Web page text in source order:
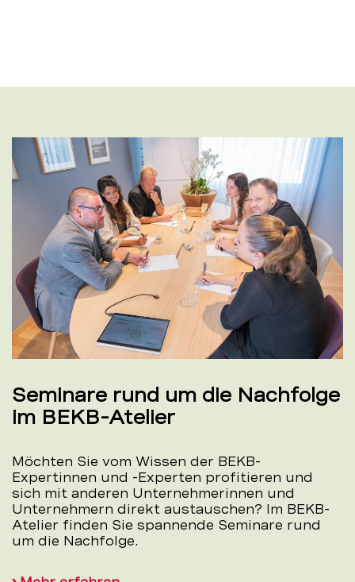
Seminare rund um die Nachfolge
im BEKB-Atelier
Möchten Sie vom Wissen der BEKB-
Expertinnen und -Experten profitieren und
sich mit anderen Unternehmerinnen und
Unternehmern direkt austauschen? Im BEKB-
Atelier finden Sie spannende Seminare rund
um die Nachfolge.